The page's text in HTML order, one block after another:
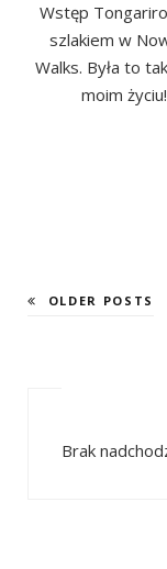
Wstęp
szlakiem w
Walks. Była to
moim
OLDER POSTS
Brak